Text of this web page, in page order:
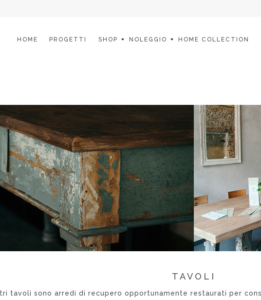
HOME PROGETTI SHOP NOLEGGIO HOME COLLECTION
TAVOLI
tavoli sono arredi di recupero opportunamente restaurati per